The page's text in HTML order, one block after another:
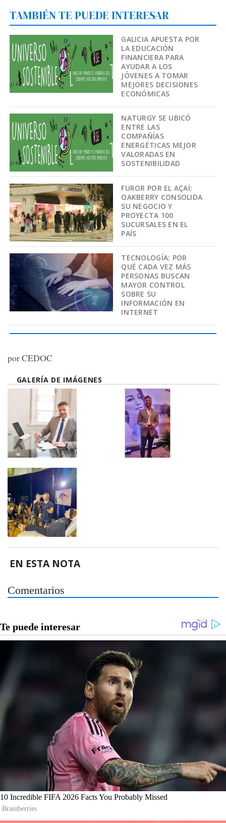
TAMBIÉN TE PUEDE INTERESAR
GALICIA APUESTA POR
LA EDUCACIÓN
FINANCIERA PARA
AYUDAR A LOS
JÓVENES A TOMAR
MEJORES DECISIONES
ECONÓMICAS
NATURGY SE UBICÓ
ENTRE LAS
COMPAÑÍAS
ENERGÉTICAS MEJOR
VALORADAS EN
SOSTENIBILIDAD
FUROR POR EL AÇAÍ:
OAKBERRY CONSOLIDA
SU NEGOCIO Y
PROYECTA 100
SUCURSALES EN EL
PAÍS
TECNOLOGÍA: POR
QUÉ CADA VEZ MÁS
PERSONAS BUSCAN
MAYOR CONTROL
SOBRE SU
INFORMACIÓN EN
INTERNET
por CEDOC
GALERÍA DE IMÁGENES
EN ESTA NOTA
Comentarios